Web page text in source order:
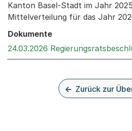
Kanton Basel-Stadt im Jahr
Mittelverteilung für das Jahr
Dokumente
24.03.2026
Zurück zur